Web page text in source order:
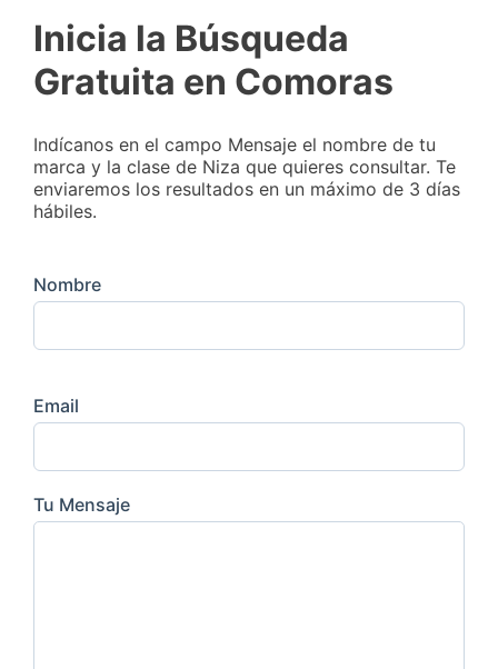
Inicia la Búsqueda
Gratuita en Comoras
Indícanos en el campo Mensaje el nombre de tu
marca y la clase de Niza que quieres consultar. Te
enviaremos los resultados en un máximo de 3 días
hábiles.
Nombre
Email
Tu Mensaje